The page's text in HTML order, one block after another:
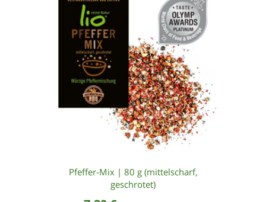
Pfeffer-Mix | 80 g (mittelscharf,
geschrotet)